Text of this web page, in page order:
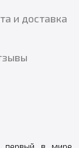
и доставка